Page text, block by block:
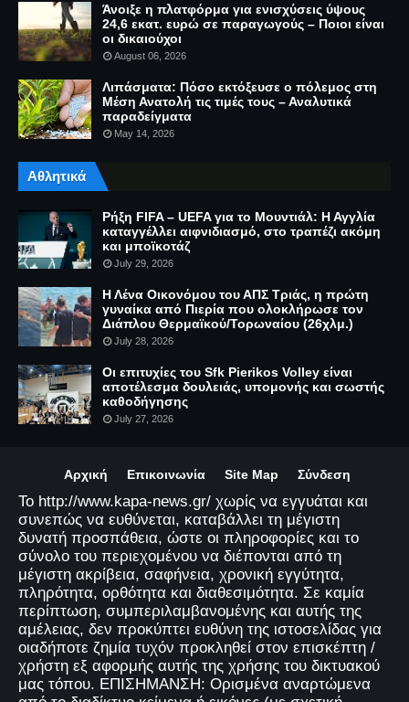
Άνοιξε η πλατφόρμα για ενισχύσεις ύψους
24,6 εκατ. ευρώ σε παραγωγούς – Ποιοι είναι
οι δικαιούχοι
August 06, 2026
Λιπάσματα: Πόσο εκτόξευσε ο πόλεμος στη
Μέση Ανατολή τις τιμές τους – Αναλυτικά
παραδείγματα
May 14, 2026
Αθλητικά
Ρήξη FIFA – UEFA για το Μουντιάλ: Η Αγγλία
καταγγέλλει αιφνιδιασμό, στο τραπέζι ακόμη
και μποϊκοτάζ
July 29, 2026
Η Λένα Οικονόμου του ΑΠΣ Τριάς, η πρώτη
γυναίκα από Πιερία που ολοκλήρωσε τον
Διάπλου Θερμαϊκού/Τορωναίου (26χλμ.)
July 28, 2026
Οι επιτυχίες του Sfk Pierikos Volley είναι
αποτέλεσμα δουλειάς, υπομονής και σωστής
καθοδήγησης
July 27, 2026
Αρχική Επικοινωνία Site Map Σύνδεση
Το http://www.kapa-news.gr/ χωρίς να εγγυάται και
συνεπώς να ευθύνεται, καταβάλλει τη μέγιστη
δυνατή προσπάθεια, ώστε οι πληροφορίες και το
σύνολο του περιεχομένου να διέπονται από τη
μέγιστη ακρίβεια, σαφήνεια, χρονική εγγύτητα,
πληρότητα, ορθότητα και διαθεσιμότητα. Σε καμία
περίπτωση, συμπεριλαμβανομένης και αυτής της
αμέλειας, δεν προκύπτει ευθύνη της ιστοσελίδας για
οιαδήποτε ζημία τυχόν προκληθεί στον επισκέπτη /
χρήστη εξ αφορμής αυτής της χρήσης του δικτυακού
μας τόπου. ΕΠΙΣΗΜΑΝΣΗ: Ορισμένα αναρτώμενα